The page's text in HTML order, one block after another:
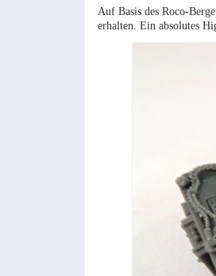
Auf Basis des Roco-
erhalten. Ein absolutes